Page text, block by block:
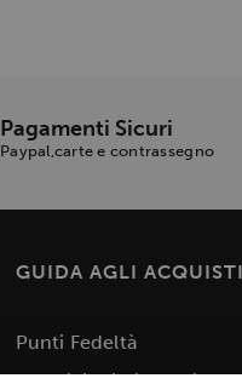
Pagamenti Sicuri
Paypal,carte e contrassegno
GUIDA AGLI ACQUISTI
Punti Fedeltà